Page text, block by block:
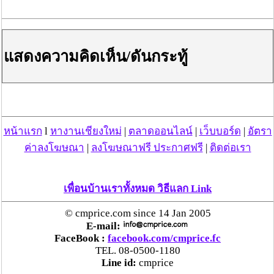
กระทู้/ข่าว อื่นๆ ที่น่าสนใจ ในเว็บไซต์ cmprice.com
ชื่นชม ตำรวจแม่ทาลำพูน ช่วยสาวลำพูนเหยื่อมิจฯ
หวิดสูญเงินเกือบสองแสน โชคดีรู้ตัวเร็ว! รีบแจ้งตร.
ประสาน สตช.สายด่วน 1441 อายัดบัญชี-ตามเงินได้
แสดงความคิดเห็น/ดันกระทู้
หน้าแรก l หางานเชียงใหม่ | ตลาดออนไลน์| เว็บบอร์ด | อัตรา
ค่าลงโฆษณา | ลงโฆษณาฟรี ประกาศฟรี| ติดต่อเรา
เพื่อนบ้านเราทั้งหมด วิธีแลก Link
© cmprice.com since 14 Jan 2005
E-mail:
FaceBook : facebook.com/cmprice.fc
TEL. 08-0500-1180
Line id: cmprice